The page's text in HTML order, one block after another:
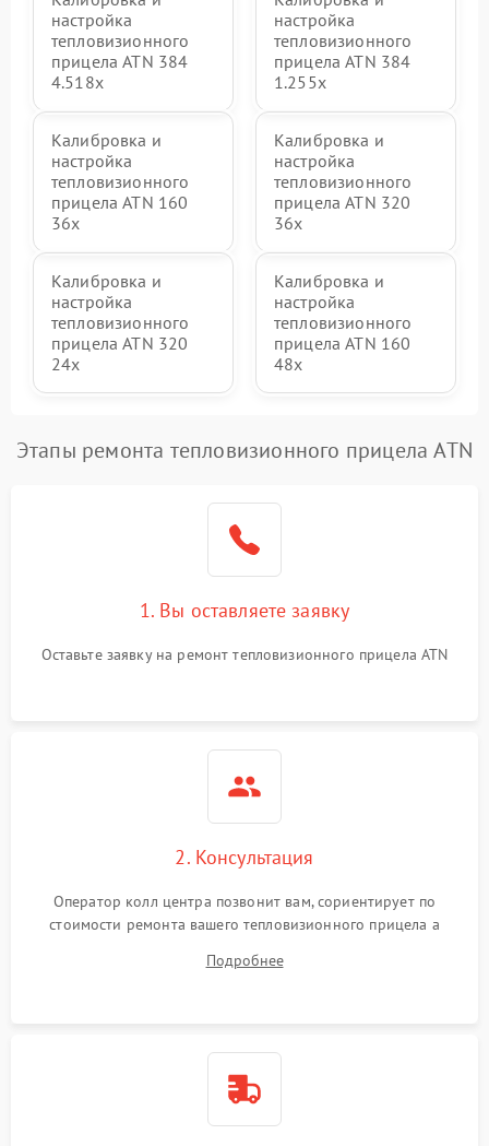
настройка
тепловизионного
прицела ATN 384
4.518x
настройка
тепловизионного
прицела ATN 384
1.255х
Калибровка и
настройка
тепловизионного
прицела ATN 160
36x
Калибровка и
настройка
тепловизионного
прицела ATN 320
36x
Калибровка и
настройка
тепловизионного
прицела ATN 320
24x
Калибровка и
настройка
тепловизионного
прицела ATN 160
48x
Этапы ремонта тепловизионного прицела ATN
1. Вы оставляете заявку
Оставьте заявку на ремонт тепловизионного прицела ATN
2. Консультация
Оператор колл центра позвонит вам, сориентирует по
стоимости ремонта вашего тепловизионного прицела а
Подробнее